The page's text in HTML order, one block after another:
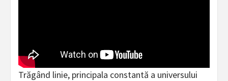
Trăgând linie, principala constantă a universului